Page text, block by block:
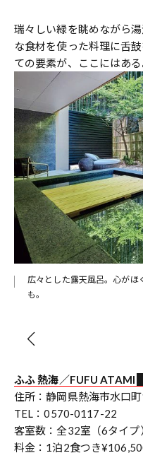
瑞々しい緑を眺めながら
な食材を使った料理に舌
ての要素が、ここにはある
広々とした露天風呂。心がほ
も。
ふふ 熱海／FUFU ATAMI
住所：静岡県熱海市水口
TEL：0570-0117-22
客室数：全32室（6タイプ
料金：1泊2食つき